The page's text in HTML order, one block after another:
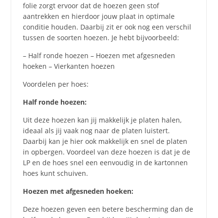
folie zorgt ervoor dat de hoezen geen stof
aantrekken en hierdoor jouw plaat in optimale
conditie houden. Daarbij zit er ook nog een verschil
tussen de soorten hoezen. Je hebt bijvoorbeeld:
– Half ronde hoezen – Hoezen met afgesneden
hoeken – Vierkanten hoezen
Voordelen per hoes:
Half ronde hoezen:
Uit deze hoezen kan jij makkelijk je platen halen,
ideaal als jij vaak nog naar de platen luistert.
Daarbij kan je hier ook makkelijk en snel de platen
in opbergen. Voordeel van deze hoezen is dat je de
LP en de hoes snel een eenvoudig in de kartonnen
hoes kunt schuiven.
Hoezen met afgesneden hoeken:
Deze hoezen geven een betere bescherming dan de